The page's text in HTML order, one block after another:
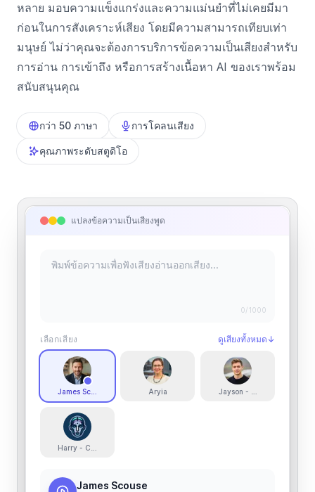
หลาย มอบความแข็งแกร่งและความแม่นยำที่ไม่เคยมีมา
ก่อนในการสังเคราะห์เสียง โดยมีความสามารถเทียบเท่า
มนุษย์ ไม่ว่าคุณจะต้องการบริการข้อความเป็นเสียงสำหรับ
การอ่าน การเข้าถึง หรือการสร้างเนื้อหา AI ของเราพร้อม
สนับสนุนคุณ
กว่า 50 ภาษา การโคลนเสียง
คุณภาพระดับสตูดิโอ
แปลงข้อความเป็นเสียงพูด
0/1000
เลือกเสียง ดูเสียงทั้งหมด ↓
James Scouse Aryia Jayson - English/Welsh
Harry - Calm, Professional & Reflective
James Scouse